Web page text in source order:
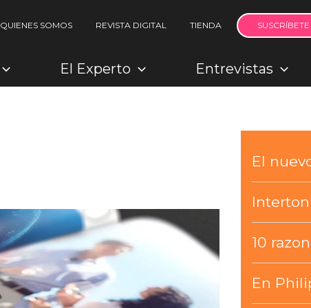
QUIENES SOMOS REVISTA DIGITAL TIENDA SUSCRÍBETE
El Experto Entrevistas
El
10
En